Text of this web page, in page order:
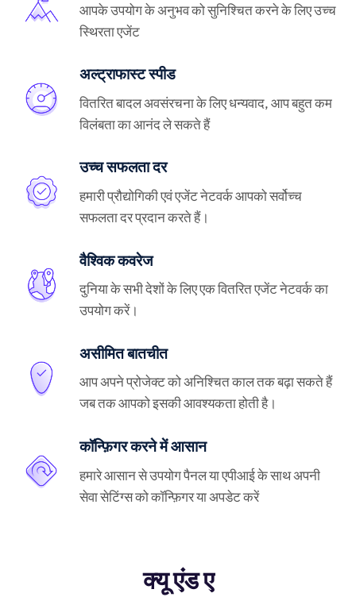
आपके उपयोग के अनुभव को सुनिश्चित करने के लिए उच्च
स्थिरता एजेंट
अल्ट्राफास्ट स्पीड
वितरित बादल अवसंरचना के लिए धन्यवाद, आप बहुत कम
विलंबता का आनंद ले सकते हैं
उच्च सफलता दर
हमारी प्रौद्योगिकी एवं एजेंट नेटवर्क आपको सर्वोच्च
सफलता दर प्रदान करते हैं।
वैश्विक कवरेज
दुनिया के सभी देशों के लिए एक वितरित एजेंट नेटवर्क का
उपयोग करें।
असीमित बातचीत
आप अपने प्रोजेक्ट को अनिश्चित काल तक बढ़ा सकते हैं
जब तक आपको इसकी आवश्यकता होती है।
कॉन्फ़िगर करने में आसान
हमारे आसान से उपयोग पैनल या एपीआई के साथ अपनी
सेवा सेटिंग्स को कॉन्फ़िगर या अपडेट करें
क्यू एंड ए